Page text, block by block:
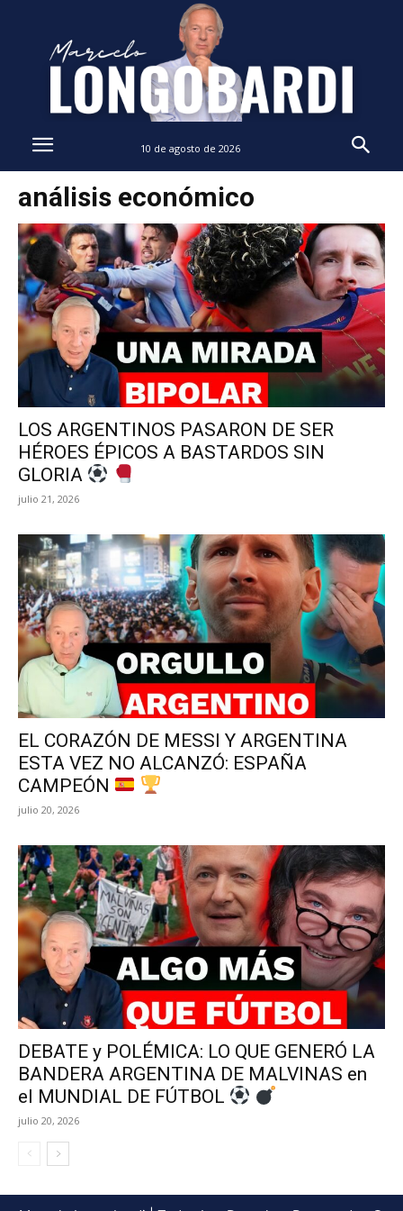
10 de agosto de 2026
análisis económico
LOS ARGENTINOS PASARON DE SER
HÉROES ÉPICOS A BASTARDOS SIN
GLORIA
julio 21, 2026
EL CORAZÓN DE MESSI Y ARGENTINA
ESTA VEZ NO ALCANZÓ: ESPAÑA
CAMPEÓN
julio 20, 2026
DEBATE y POLÉMICA: LO QUE GENERÓ LA
BANDERA ARGENTINA DE MALVINAS en
el MUNDIAL DE FÚTBOL
julio 20, 2026